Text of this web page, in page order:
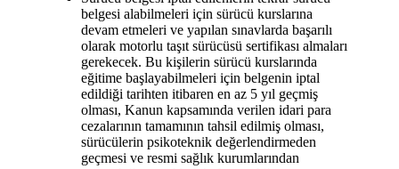
belgesi alabilmeleri için sürücü kurslarına
devam etmeleri ve yapılan sınavlarda başarılı
olarak motorlu taşıt sürücüsü sertifikası almaları
gerekecek. Bu kişilerin sürücü kurslarında
eğitime başlayabilmeleri için belgenin iptal
edildiği tarihten itibaren en az 5 yıl geçmiş
olması, Kanun kapsamında verilen idari para
cezalarının tamamının tahsil edilmiş olması,
sürücülerin psikoteknik değerlendirmeden
geçmesi ve resmi sağlık kurumlarından